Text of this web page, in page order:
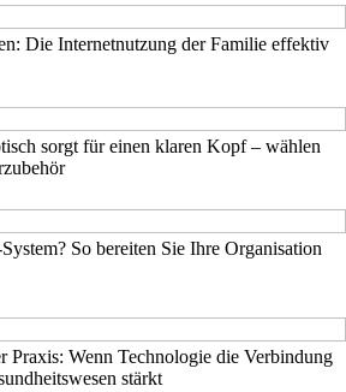
Die Internetnutzung der Familie effektiv
sorgt für einen klaren Kopf – wählen
So bereiten Sie Ihre Organisation
Praxis: Wenn Technologie die Verbindung
stärkt